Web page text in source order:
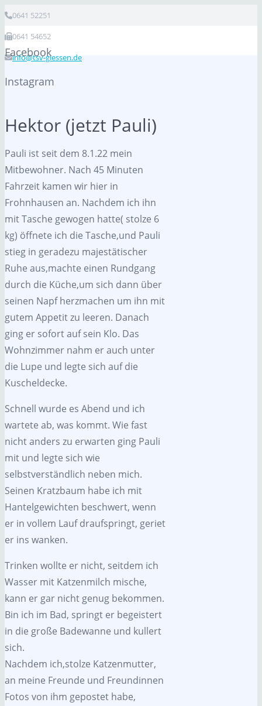
0641 52251
0641 54652
info@tsv-giessen.de
Facebook
Instagram
Hektor (jetzt Pauli)
Pauli ist seit dem 8.1.22 mein
Mitbewohner. Nach 45 Minuten
Fahrzeit kamen wir hier in
Frohnhausen an. Nachdem ich ihn
mit Tasche gewogen hatte( stolze 6
kg) öffnete ich die Tasche,und Pauli
stieg in geradezu majestätischer
Ruhe aus,machte einen Rundgang
durch die Küche,um sich dann über
seinen Napf herzmachen um ihn mit
gutem Appetit zu leeren. Danach
ging er sofort auf sein Klo. Das
Wohnzimmer nahm er auch unter
die Lupe und legte sich auf die
Kuscheldecke.
Schnell wurde es Abend und ich
wartete ab, was kommt. Wie fast
nicht anders zu erwarten ging Pauli
mit und legte sich wie
selbstverständlich neben mich.
Seinen Kratzbaum habe ich mit
Hantelgewichten beschwert, wenn
er in vollem Lauf draufspringt, geriet
er ins wanken.
Trinken wollte er nicht, seitdem ich
Wasser mit Katzenmilch mische,
kann er gar nicht genug bekommen.
Bin ich im Bad, springt er begeistert
in die große Badewanne und kullert
sich.
Nachdem ich,stolze Katzenmutter,
an meine Freunde und Freundinnen
Fotos von ihm gepostet habe,